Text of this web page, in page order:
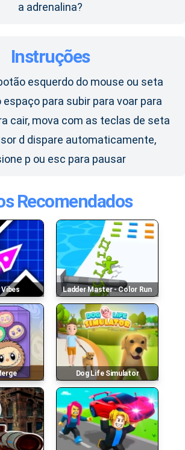
a adrenalina?
Instruções
esquerdo do mouse ou seta
espaço para subir para voar para
cair, mova com as teclas de seta
d dispare automaticamente,
p ou esc para pausar
Recomendados
Vibes Ladder Master - Color Run
Dog Life Simulator